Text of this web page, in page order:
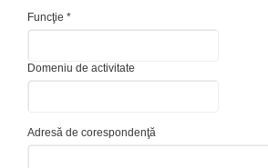
Funcţie *
Domeniu de activitate
Adresă de corespondenţă